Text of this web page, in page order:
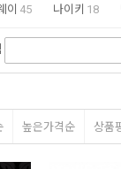
이 45 나이키 18
벤호간1 빅텐11
지퍼백2
높은가격순 상품